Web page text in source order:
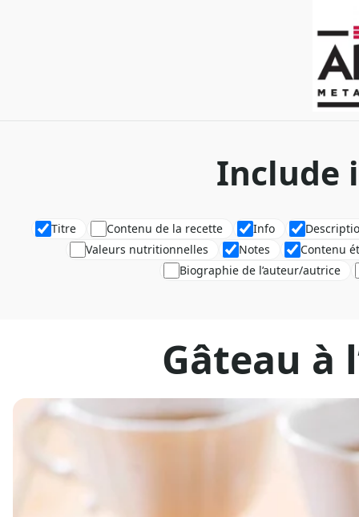
Include
Titre Contenu de la recette Info
Valeurs nutritionnelles
Notes
Contenu
Biographie de l’auteur/autrice
Gâteau à